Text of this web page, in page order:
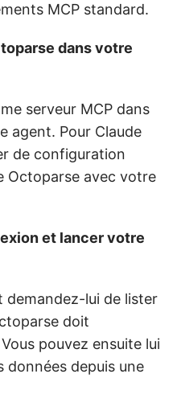
MCP standard.
dans votre
serveur MCP dans
agent. Pour Claude
de configuration
Octoparse avec votre
et lancer votre
demandez-lui de lister
doit
pouvez ensuite lui
données depuis une